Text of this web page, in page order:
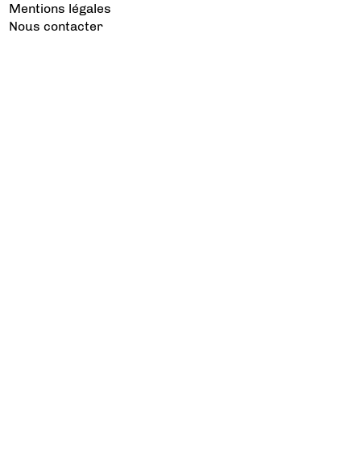
Mentions légales
Nous contacter